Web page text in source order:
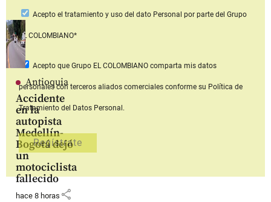
Antioquia
Accidente
en la
autopista
Medellín-
Bogotá dejó
un
motociclista
fallecido
hace 8 horas share
Acepto el tratamiento y uso del dato Personal por parte del Grupo
EL COLOMBIANO*
Acepto que Grupo EL COLOMBIANOcomparta mis datos
personales con terceros aliados comerciales conforme su Política de
Tratamiento del Datos Personal.